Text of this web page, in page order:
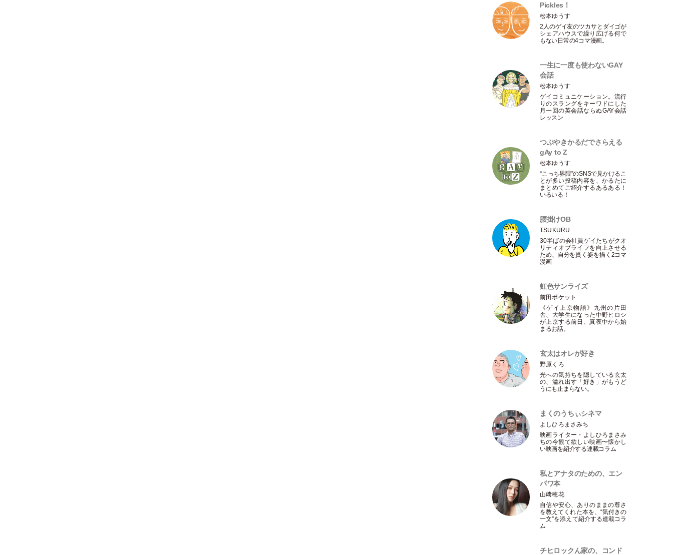
Pickles！
松本ゆうす
2人のゲイ友のツカサとダイゴが
シェアハウスで繰り広げる何で
もない日常の4コマ漫画。
一生に一度も使わないGAY
会話
松本ゆうす
ゲイコミュニケーション。流行
りのスラングをキーワドにした
月一回の英会話ならぬGAY会話
レッスン
つぶやきかるだでさらえる
gAy to Z
松本ゆうす
“こっち界隈”のSNSで見かけるこ
とが多い投稿内容を、かるたに
まとめてご紹介するあるある！
いるいる！
腰掛けOB
TSUKURU
30半ばの会社員ゲイたちがクオ
リティオブライフを向上させる
ため、自分を貫く姿を描く2コマ
漫画
虹色サンライズ
前田ポケット
《ゲイ上京物語》九州の片田
舎、大学生になった中野ヒロシ
が上京する前日、真夜中から始
まるお話。
玄太はオレが好き
野原くろ
光への気持ちを隠している玄太
の、溢れ出す 「好き 」がもうど
うにも止まらない。
まくのうちぃシネマ
よしひろまさみち
映画ライター ・ よしひろまさみ
ちの今観て欲しい映画〜懐かし
い映画を紹介する連載コラム
私とアナタのための、エン
パワ本
山﨑穂花
自信や安心、ありのままの尊さ
を教えてくれた本を、“気付きの
一文”を添えて紹介する連載コラ
ム
チヒロックん家の、コンド